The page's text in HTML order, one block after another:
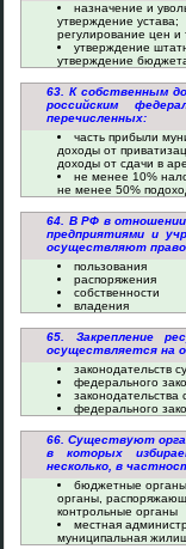
назначение и
утверждение устава;
регулирование цен и
утверждение
утверждение
63. К собственным
российским
перечисленных:
часть прибыли
доходы от
доходы от сдачи в
не менее 10%
не менее 50%
64. В РФ в отношении
предприятиями и
осуществляют
пользования
распоряжения
собственности
владения
65. Закрепление
осуществляется на
законодательств
федерального
законодательства
федерального
66. Существуют
в которых
несколько, в
бюджетные
органы,
контрольные органы
местная
муниципальная